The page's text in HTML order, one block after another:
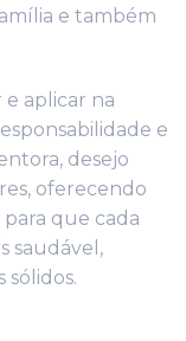
e também
aplicar na
e
desejo
oferecendo
que cada
saudável,
sólidos.